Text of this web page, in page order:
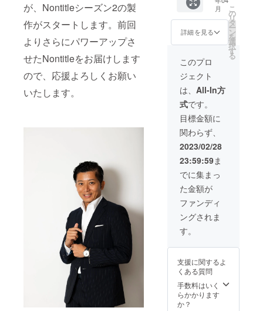
が、Nontitleシーズン2の製
作がスタートします。前回
よりさらにパワーアップさ
せたNontitleをお届けします
ので、応援よろしくお願い
いたします。
だきま
す。
する企
業/サー
ビス、
また、
いるス
ポン
サーと
競合に
あたる
場合は
ご応募
いただ
けませ
ん。そ
の他規
定のす
り合わ
せのた
め、購
入後審
査の上
キャン
ただく
がござ
いま
す。
サー条
件＞ 1
月15日
(日)まで
限定で
す。以
降のご
支援は1
話目に
間に合
わない
可能性
がござ
います
のでご
了承く
ださ
い。 公
序良俗
に反す
る企業/
サービ
状確定
るスポ
ンサー
と競合
にあた
限定コ
ラム全5
回をお
届け
IRE限定
Nontitle
タンブ
ラー
CAMPF
IRE限定
Nontitle
番組ス
タッフT
シャツ
CAMPF
IRE限定
Nontitle
ステッ
カー 番
組にメ
ンバー
として
出れる
ディ
なしで
出演が
できま
す。 当
未来の
サイン
あり)
CAMPF
IRE限定
Nontitle
ステッ
カー お
礼の
メッ
セージ
CAMPF
IRE活動
報告に
てプロ
デュー
サー兼
チーフ
メン
ター青
木＆出
演メン
バーの
ラム全5
届け
月
詳細を見る
こ
の
リ
タ
ー
ン
を
選
択
す
る
このプロ
ジェクト
は、 All-In方
式です。
目標金額に
関わらず、
2023/02/28
23:59:59ま
でに集まっ
た金額が
ファンディ
ングされま
す。
支援に関するよ
くある質問
手数料はいく
らかかります
か？